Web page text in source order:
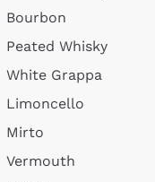
Bourbon
Peated Whisky
White Grappa
Limoncello
Mirto
Vermouth